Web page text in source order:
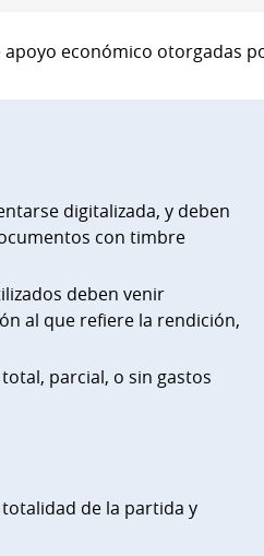
económico otorgadas
digitalizada, y deben
con timbre
deben venir
al que refiere la rendición,
parcial, o sin gastos
de la partida y